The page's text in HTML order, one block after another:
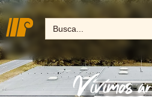
Buscar:
Vivimos